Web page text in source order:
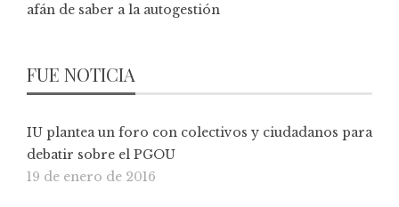
afán de saber a la autogestión
FUE NOTICIA
IU plantea un foro con colectivos y ciudadanos para
debatir sobre el PGOU
19 de enero de 2016